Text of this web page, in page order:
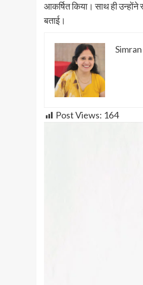
आकर्षित किया। साथ ही
बताई।
Post Views: 164